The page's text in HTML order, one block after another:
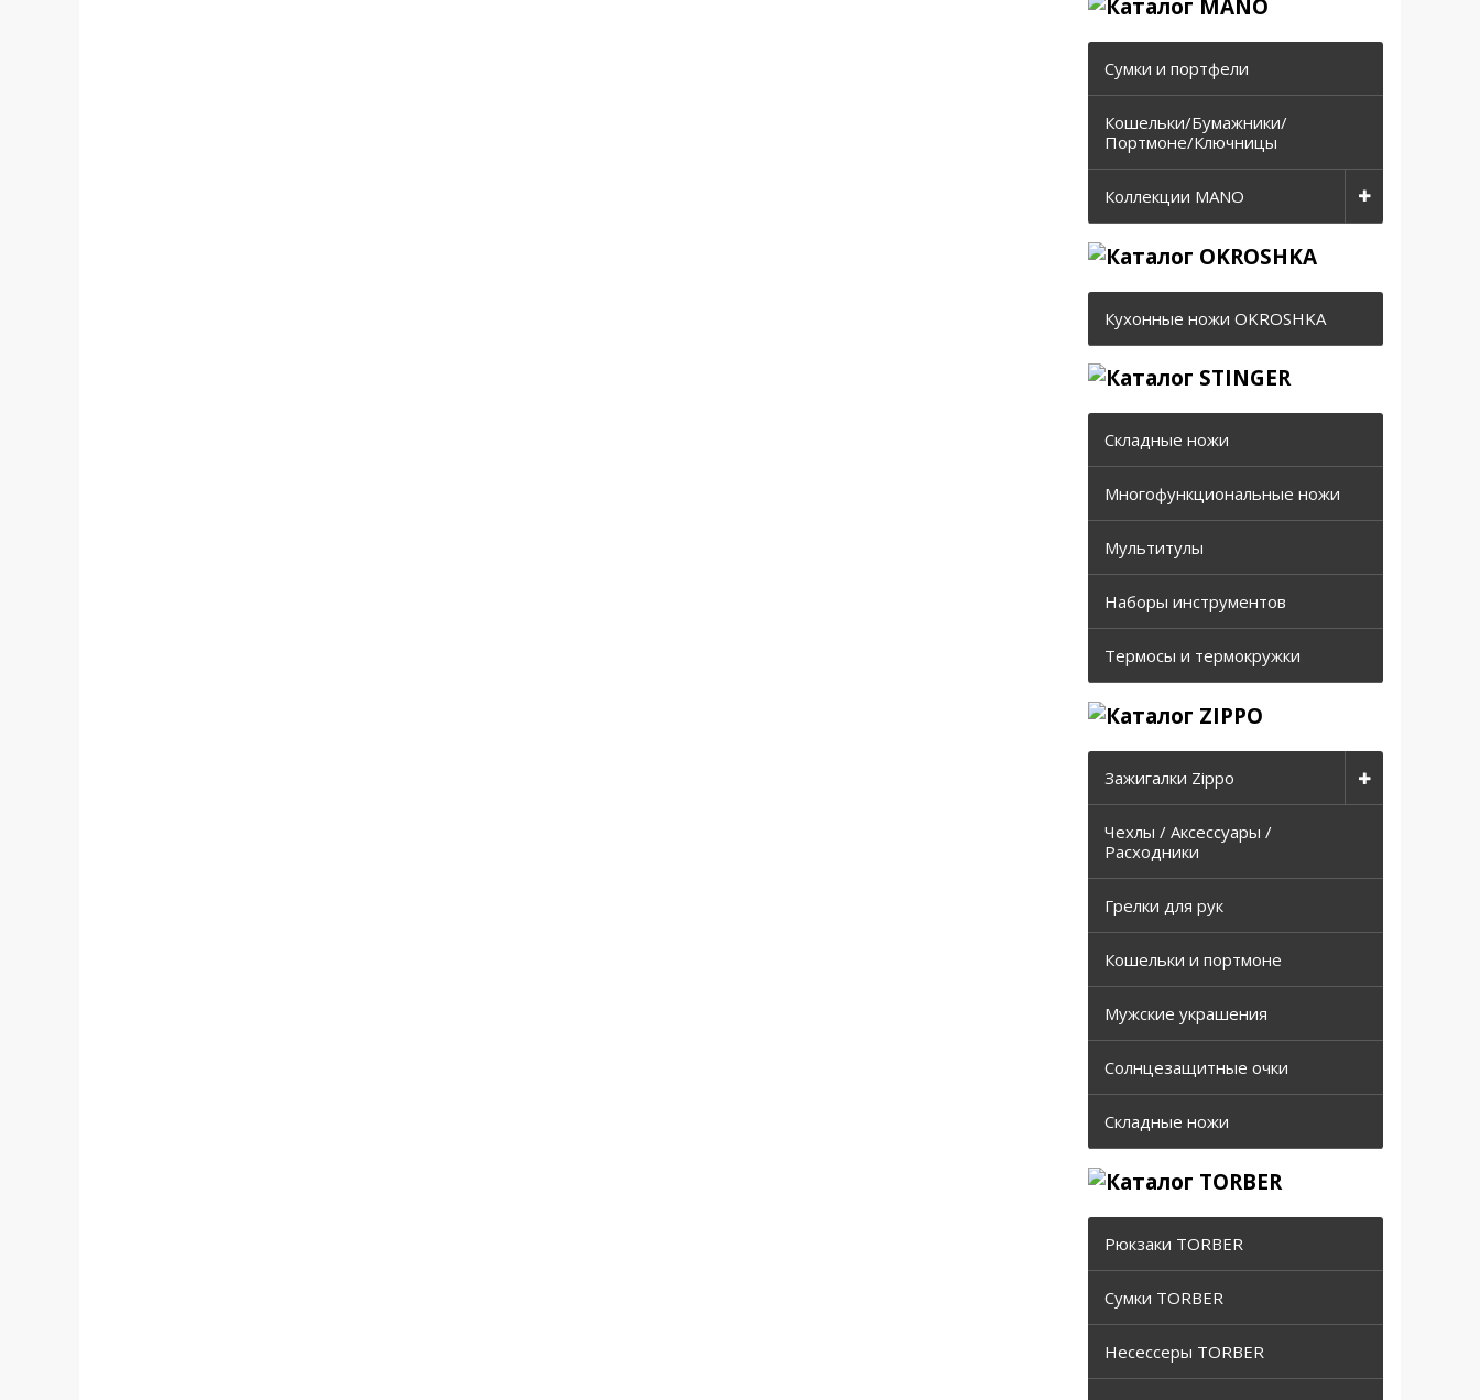
Сумки и портфели
Кошельки/Бумажники/
Портмоне/Ключницы
Коллекции MANO
Кухонные ножи OKROSHKA
Складные ножи
Многофункциональные ножи
Мультитулы
Наборы инструментов
Термосы и термокружки
Зажигалки Zippo
Чехлы / Аксессуары /
Расходники
Грелки для рук
Кошельки и портмоне
Мужские украшения
Солнцезащитные очки
Складные ножи
Рюкзаки TORBER
Сумки TORBER
Несессеры TORBER